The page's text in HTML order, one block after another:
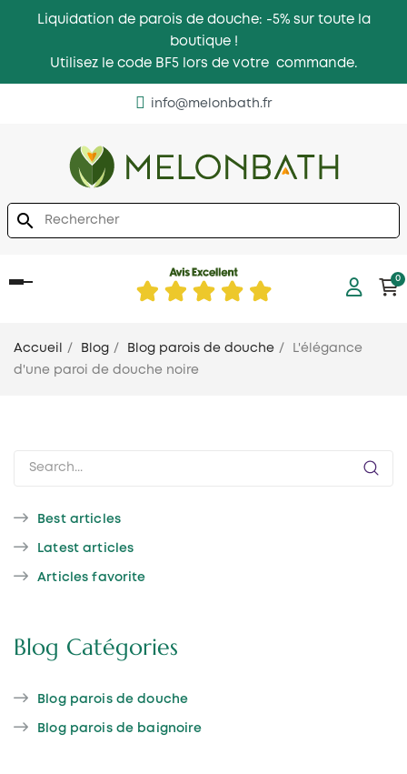
Liquidation de parois de douche: -5% sur toute la
boutique !
Utilisez le code BF5 lors de votre commande.
info@melonbath.fr
search
Basculer
0
Accueil Blog Blog parois de douche
L'élégance
d'une paroi de douche noire
Best articles
Latest articles
Articles favorite
Blog Catégories
Blog parois de douche
Blog parois de baignoire